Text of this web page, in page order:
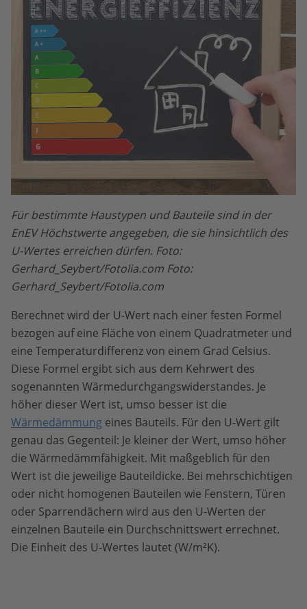
Für bestimmte Haustypen und Bauteile sind in der
EnEV Höchstwerte angegeben, die sie hinsichtlich des
U-Wertes erreichen dürfen. Foto:
Gerhard_Seybert/Fotolia.com Foto:
Gerhard_Seybert/Fotolia.com
Berechnet wird der U-Wert nach einer festen Formel
bezogen auf eine Fläche von einem Quadratmeter und
eine Temperaturdifferenz von einem Grad Celsius.
Diese Formel ergibt sich aus dem Kehrwert des
sogenannten Wärmedurchgangswiderstandes. Je
höher dieser Wert ist, umso besser ist die
Wärmedämmung eines Bauteils. Für den U-Wert gilt
genau das Gegenteil: Je kleiner der Wert, umso höher
die Wärmedämmfähigkeit. Mit maßgeblich für den
Wert ist die jeweilige Bauteildicke. Bei mehrschichtigen
oder nicht homogenen Bauteilen wie Fenstern, Türen
oder Sparrendächern wird aus den U-Werten der
einzelnen Bauteile ein Durchschnittswert errechnet.
Die Einheit des U-Wertes lautet (W/m²K).